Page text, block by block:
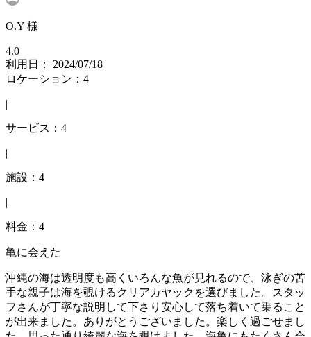
O.Y 様
4.0
利用日： 2024/07/18
ロケーション：4
|
サービス：4
|
施設：4
|
料金：4
亀に会えた
沖縄の海は透明度も高くいろんな魚が見れるので、泳ぎの苦
手な親子は海を覗けるクリアカヤックを選びました。スタッ
フさんが丁寧な説明して下さり安心して落ち着いて乗ること
が出来ました。ありがとうございました。楽しく過ごせまし